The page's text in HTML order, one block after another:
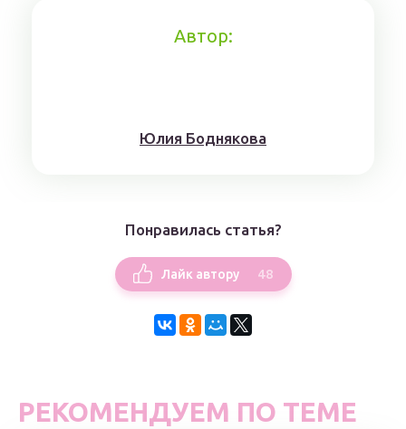
Автор:
Юлия Боднякова
Понравилась статья?
Лайк автору 48
РЕКОМЕНДУЕМ ПО ТЕМЕ